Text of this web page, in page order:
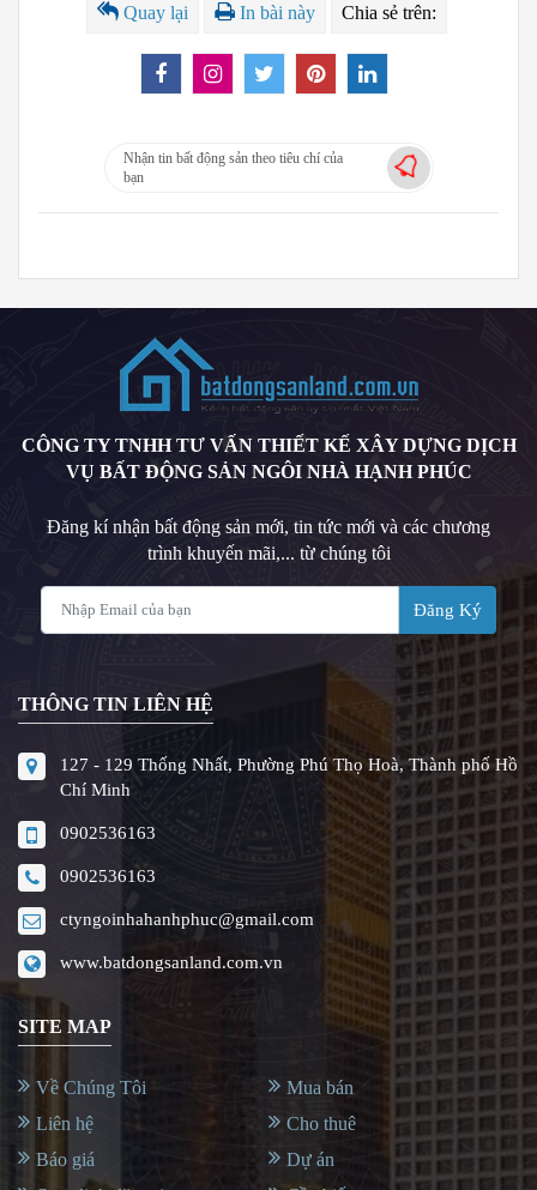
Quay lại In bài này Chia sẻ trên:
Nhận tin bất động sản theo tiêu chí của
bạn
CÔNG TY TNHH TƯ VẤN THIẾT KẾ XÂY DỰNG DỊCH
VỤ BẤT ĐỘNG SẢN NGÔI NHÀ HẠNH PHÚC
Đăng kí nhận bất động sản mới, tin tức mới và các chương
trình khuyến mãi,... từ chúng tôi
Đăng Ký
THÔNG TIN LIÊN HỆ
127 - 129 Thống Nhất, Phường Phú Thọ Hoà, Thành phố Hồ
Chí Minh
0902536163
0902536163
ctyngoinhahanhphuc@gmail.com
www.batdongsanland.com.vn
SITE MAP
Về Chúng Tôi
Liên hệ
Báo giá
Mua bán
Cho thuê
Dự án